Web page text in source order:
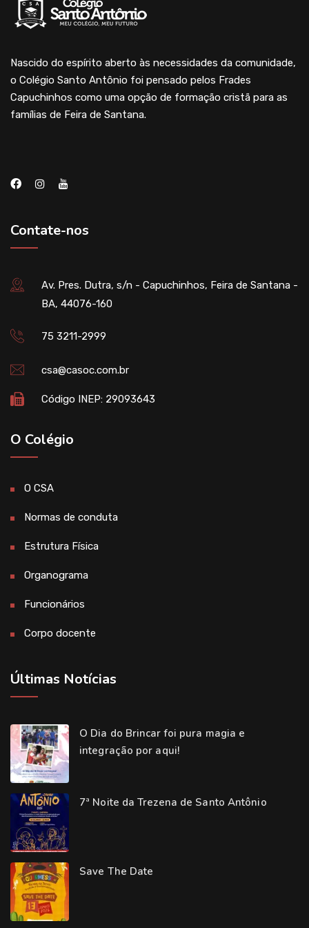
Nascido do espírito aberto às necessidades da comunidade,
o Colégio Santo Antônio foi pensado pelos Frades
Capuchinhos como uma opção de formação cristã para as
famílias de Feira de Santana.
Contate-nos
Av. Pres. Dutra, s/n - Capuchinhos, Feira de Santana -
BA, 44076-160
75 3211-2999
csa@casoc.com.br
Código INEP: 29093643
O Colégio
O CSA
Normas de conduta
Estrutura Física
Organograma
Funcionários
Corpo docente
Últimas Notícias
O Dia do Brincar foi pura magia e
integração por aqui!
7ª Noite da Trezena de Santo Antônio
Save The Date